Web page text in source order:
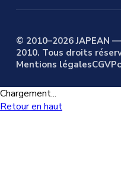
© 2010–2026 JAPEAN
2010. Tous droits
Mentions légalesCGV
Chargement...
Retour en haut